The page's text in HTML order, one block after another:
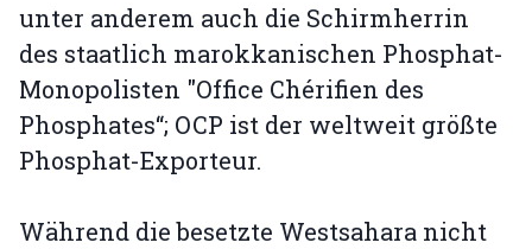
unter anderem auch die Schirmherrin
des staatlich marokkanischen Phosphat-
Monopolisten "Office Chérifien des
Phosphates“; OCP ist der weltweit größte
Phosphat-Exporteur.
Während die besetzte Westsahara nicht